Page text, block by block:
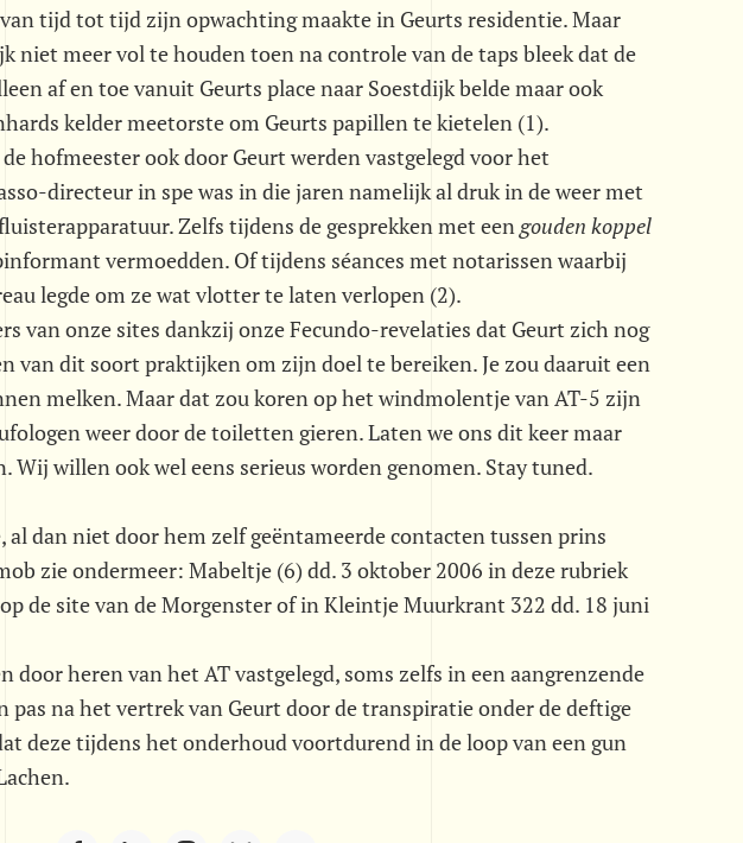
tijd tot tijd zijn opwachting maakte in Geurts residentie. Maar
niet meer vol te houden toen na controle van de taps bleek dat de
af en toe vanuit Geurts place naar Soestdijk belde maar ook
kelder meetorste om Geurts papillen te kietelen (1).
hofmeester ook door Geurt werden vastgelegd voor het
directeur in spe was in die jaren namelijk al druk in de weer met
Zelfs tijdens de gesprekken met een gouden koppel
vermoedden. Of tijdens séances met notarissen waarbij
legde om ze wat vlotter te laten verlopen (2).
van onze sites dankzij onze Fecundo-revelaties dat Geurt zich nog
van dit soort praktijken om zijn doel te bereiken. Je zou daaruit een
melken. Maar dat zou koren op het windmolentje van AT-5 zijn
weer door de toiletten gieren. Laten we ons dit keer maar
Wij willen ook wel eens serieus worden genomen. Stay tuned.
al dan niet door hem zelf geëntameerde contacten tussen prins
zie ondermeer: Mabeltje (6) dd. 3 oktober 2006 in deze rubriek
op de site van de Morgenster of in Kleintje Muurkrant 322 dd. 18 juni
door heren van het AT vastgelegd, soms zelfs in een aangrenzende
pas na het vertrek van Geurt door de transpiratie onder de deftige
deze tijdens het onderhoud voortdurend in de loop van een gun